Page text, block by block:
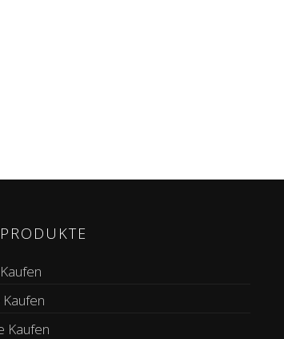
Kaufen